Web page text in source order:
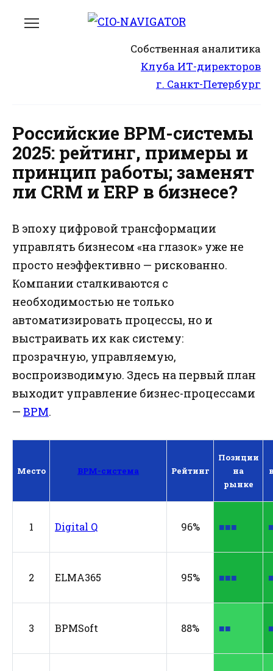
Собственная аналитика
Клуба ИТ-директоров
г. Санкт-Петербург
Российские BPM-системы
2025: рейтинг, примеры и
принцип работы; заменят
ли CRM и ERP в бизнесе?
В эпоху цифровой трансформации
управлять бизнесом «на глазок» уже не
просто неэффективно — рискованно.
Компании сталкиваются с
необходимостью не только
автоматизировать процессы, но и
выстраивать их как систему:
прозрачную, управляемую,
воспроизводимую. Здесь на первый план
выходит управление бизнес-процессами
— BPM.
Место BPM-система Рейтинг
Позиции
на
рынке
1 Digital Q 96% ■■■
2 ELMA365 95% ■■■
3 BPMSoft 88% ■■